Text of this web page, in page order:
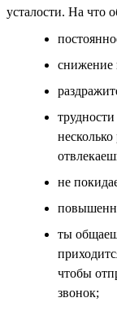
усталости. На что
снижение
не
ты
чтобы
звонок;